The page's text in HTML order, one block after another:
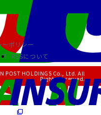
ーポリシー
RSSについて
POST HOLDINGS Co., Ltd. All
Rights Reserved.